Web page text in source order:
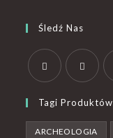
Śledź Nas
Tagi Produktów
ARCHEOLOGIA